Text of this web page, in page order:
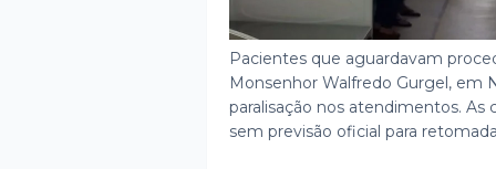
Pacientes que aguardavam
Monsenhor Walfredo Gurgel, em
paralisação nos atendimentos. As
sem previsão oficial para